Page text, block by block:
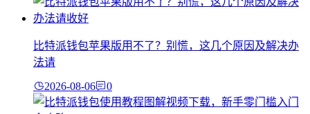
比特派钱包苹果版用不了？别慌，这几个原因及解决办
法请
2026-08-06 0